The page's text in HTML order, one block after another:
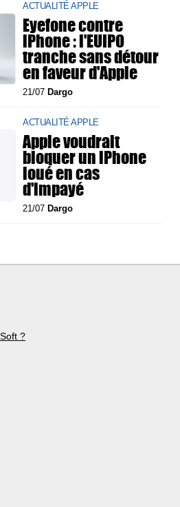
ACTUALITÉ APPLE
Eyefone contre
iPhone : l'EUIPO
tranche sans détour
en faveur d'Apple
21/07 Dargo
ACTUALITÉ APPLE
Apple voudrait
bloquer un iPhone
loué en cas
d'impayé
21/07 Dargo
?